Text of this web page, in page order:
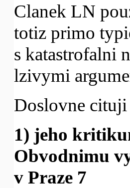
Clanek LN
totiz primo
s katastrofalni
lzivymi
Doslovne
1) jeho
Obvodnimu
v Praze 7